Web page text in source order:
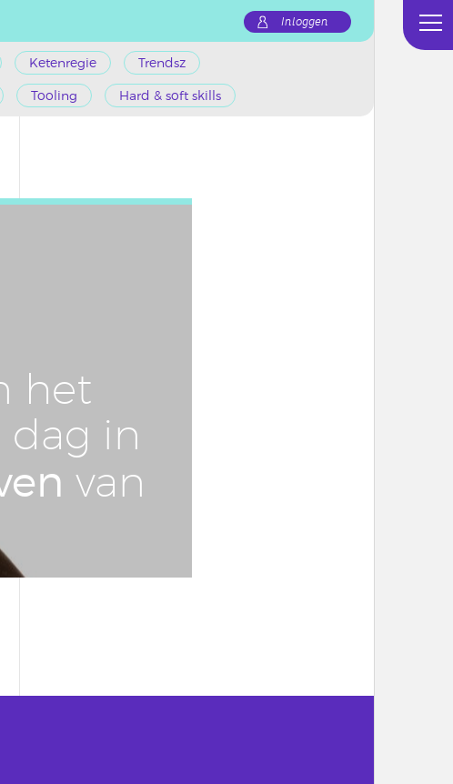
Inloggen
Ketenregie Trendsz
Tooling Hard & soft skills
het
dag in
van